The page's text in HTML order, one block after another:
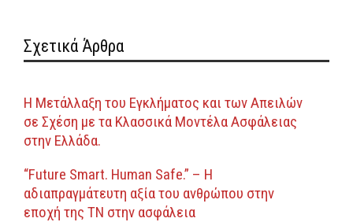
Σχετικά Άρθρα
Η Μετάλλαξη του Εγκλήματος και των Απειλών
σε Σχέση με τα Κλασσικά Μοντέλα Ασφάλειας
στην Ελλάδα.
“Future Smart. Human Safe.” – Η
αδιαπραγμάτευτη αξία του ανθρώπου στην
εποχή της ΤΝ στην ασφάλεια